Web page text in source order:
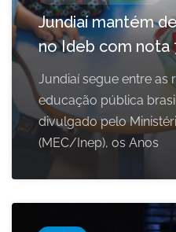
Jundiaí mantém
no Ideb com nota
Jundiaí segue entre as
educação pública
divulgado pelo
(MEC/Inep), os Anos